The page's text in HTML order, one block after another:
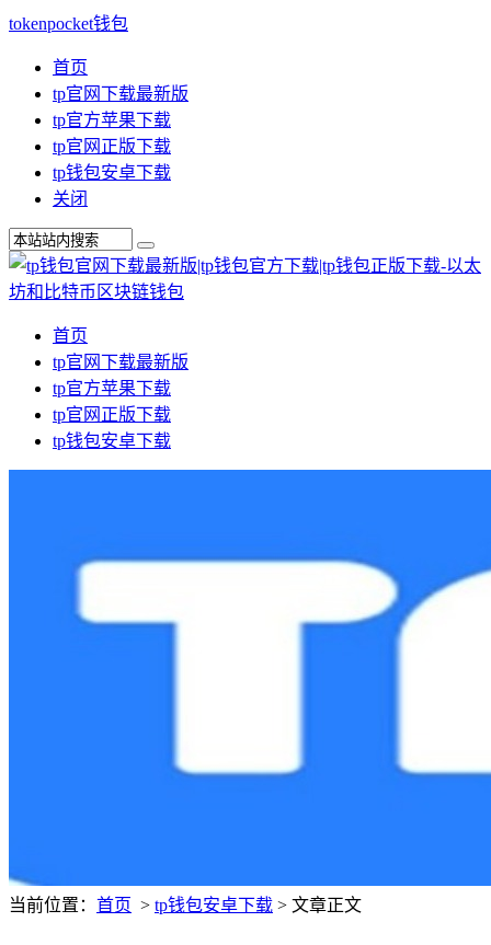
tokenpocket钱包
首页
tp官网下载最新版
tp官方苹果下载
tp官网正版下载
tp钱包安卓下载
关闭
首页
tp官网下载最新版
tp官方苹果下载
tp官网正版下载
tp钱包安卓下载
当前位置： 首页 > tp钱包安卓下载 > 文章正文